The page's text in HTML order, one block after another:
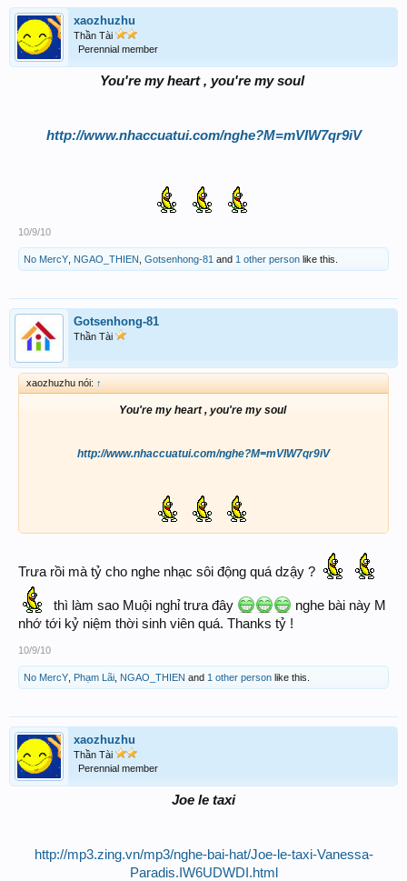
xaozhuzhu
Thần Tài
Perennial member
You're my heart , you're my soul
http://www.nhaccuatui.com/nghe?M=mVIW7qr9iV
10/9/10
No MercY NGAO_THIEN Gotsenhong-81 and 1 other person like this.
Gotsenhong-81
Thần Tài
xaozhuzhu nói: ↑
You're my heart , you're my soul
http://www.nhaccuatui.com/nghe?M=mVIW7qr9iV
Trưa rồi mà tỷ cho nghe nhạc sôi động quá dzậy ?
thì làm sao Muội nghỉ trưa đây
nghe bài này M
nhớ tới kỷ niệm thời sinh viên quá. Thanks tỷ !
10/9/10
No MercY Phạm Lãi NGAO_THIEN and 1 other person like this.
xaozhuzhu
Thần Tài
Perennial member
Joe le taxi
http://mp3.zing.vn/mp3/nghe-bai-hat/Joe-le-taxi-Vanessa-
Paradis.IW6UDWDI.html